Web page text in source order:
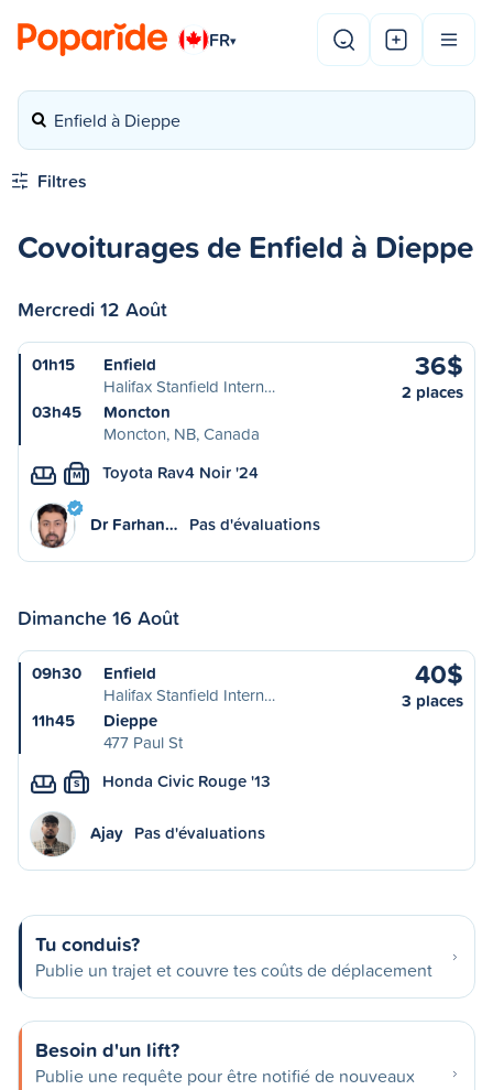
FR▾
Enfield à Dieppe
Filtres
Covoiturages de Enfield à Dieppe
Mercredi 12 Août
01h15
Enfield
Halifax Stanfield Intern…
03h45
Moncton
Moncton, NB, Canada
36$
2 places
M Toyota Rav4 Noir '24
Dr Farhan… Pas d'évaluations
Dimanche 16 Août
09h30
Enfield
Halifax Stanfield Intern…
11h45
Dieppe
477 Paul St
40$
3 places
S Honda Civic Rouge '13
Ajay Pas d'évaluations
Tu conduis?
Publie un trajet et couvre tes coûts de déplacement
Besoin d'un lift?
Publie une requête pour être notifié de nouveaux